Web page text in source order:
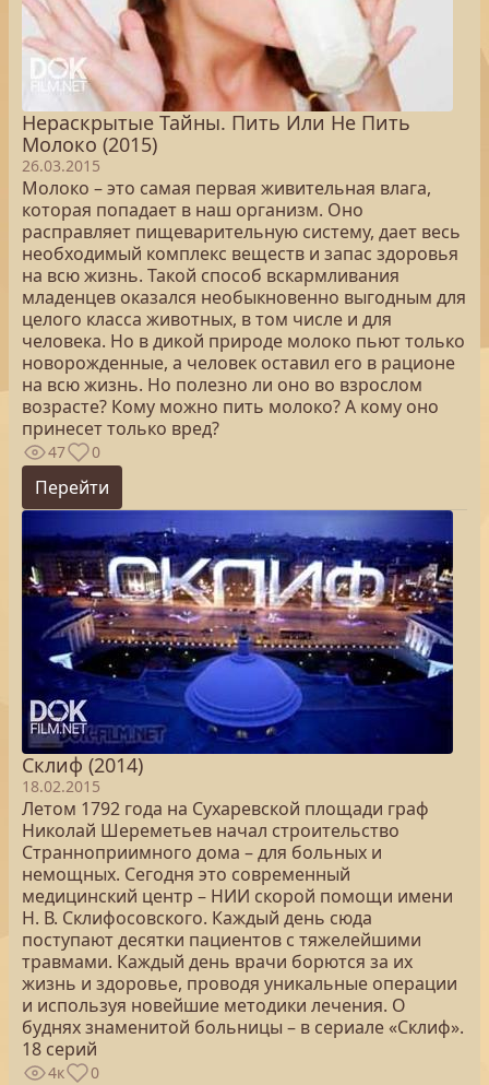
Нераскрытые Тайны. Пить Или Не Пить
Молоко (2015)
26.03.2015
Молоко – это самая первая живительная влага,
которая попадает в наш организм. Оно
расправляет пищеварительную систему, дает весь
необходимый комплекс веществ и запас здоровья
на всю жизнь. Такой способ вскармливания
младенцев оказался необыкновенно выгодным для
целого класса животных, в том числе и для
человека. Но в дикой природе молоко пьют только
новорожденные, а человек оставил его в рационе
на всю жизнь. Но полезно ли оно во взрослом
возрасте? Кому можно пить молоко? А кому оно
принесет только вред?
47 0
Перейти
Склиф (2014)
18.02.2015
Летом 1792 года на Сухаревской площади граф
Николай Шереметьев начал строительство
Странноприимного дома – для больных и
немощных. Сегодня это современный
медицинский центр – НИИ скорой помощи имени
Н. В. Склифосовского. Каждый день сюда
поступают десятки пациентов с тяжелейшими
травмами. Каждый день врачи борются за их
жизнь и здоровье, проводя уникальные операции
и используя новейшие методики лечения. О
буднях знаменитой больницы – в сериале «Склиф».
18 серий
4к 0